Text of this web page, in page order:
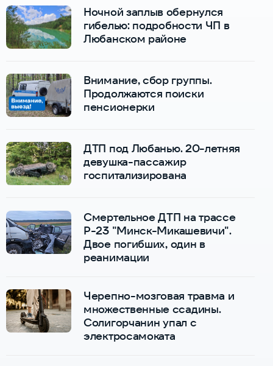
Ночной заплыв обернулся
гибелью: подробности ЧП в
Любанском районе
Внимание, сбор группы.
Продолжаются поиски
пенсионерки
ДТП под Любанью. 20-летняя
девушка-пассажир
госпитализирована
Смертельное ДТП на трассе
Р-23 "Минск-Микашевичи".
Двое погибших, один в
реанимации
Черепно-мозговая травма и
множественные ссадины.
Солигорчанин упал с
электросамоката